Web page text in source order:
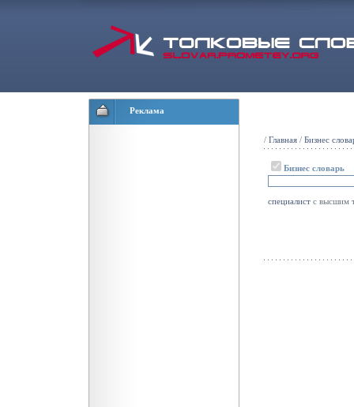
Реклама
/ Главная / Бизнес
Бизнес словарь
специалист с высшим